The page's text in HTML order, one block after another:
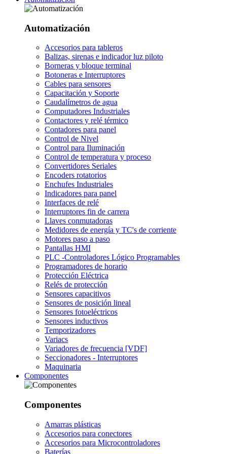
Automatización
Accesorios para tableros
Balizas, sirenas e indicador luz piloto
Borneras y bloque terminal
Botoneras e Interruptores
Cables para sensores
Capacitación y Soporte
Caudalímetros de agua
Computadores Industriales
Contactores y relé térmico
Contadores para panel
Control de Nivel
Control para Iluminación
Control de temperatura y proceso
Convertidores Seriales
Encoders rotatorios
Enchufes Industriales
Indicadores para panel
Interfaces de relé
Interruptores fin de carrera
Llaves conmutadoras
Medidores de energía y TC's de corriente
Motores paso a paso
Pantallas HMI
PLC -Controladores Lógico Programables
Programadores de horario
Protección Eléctrica
Relés de protección
Sensores capacitivos
Sensores de posición lineal
Sensores fotoeléctricos
Sensores inductivos
Temporizadores
Variacs
Variadores de frecuencia [VDF]
Seccionadores - Interruptores
Maquinaria
Componentes
Componentes
Amarras plásticas
Accesorios para conectores
Accesorios para Microcontroladores
Baterías